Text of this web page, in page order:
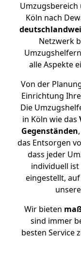
Umzugsbereich
Köln nach
Netzwerk
alle Aspekte
Von der
Einrichtung
Die
in Köln wie das
Gegenständen
das Entsorgen
dass jeder
individuell
eingestellt,
Wir bieten
sind immer
besten Service